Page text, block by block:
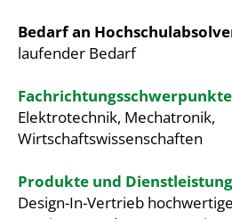
Bedarf an
laufender Bedarf
Fachrichtungsschwerpunkte
Elektrotechnik, Mechatronik,
Wirtschaftswissenschaften
Produkte und
Design-In-Vertrieb